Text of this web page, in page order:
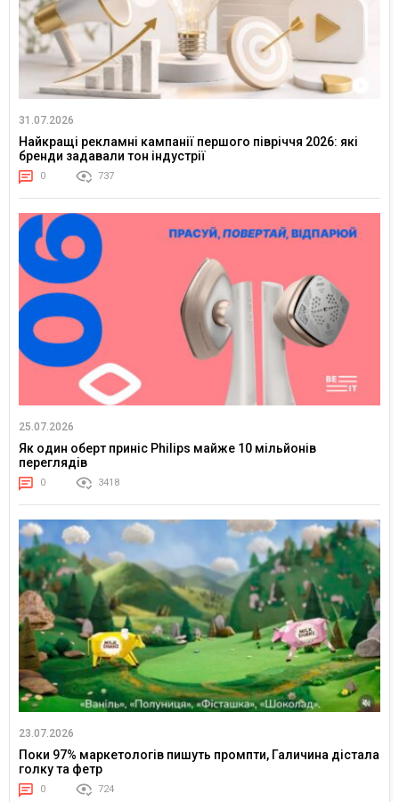
31.07.2026
Найкращі рекламні кампанії першого півріччя 2026: які
бренди задавали тон індустрії
0 737
25.07.2026
Як один оберт приніс Philips майже 10 мільйонів
переглядів
0 3418
23.07.2026
Поки 97% маркетологів пишуть промпти, Галичина дістала
голку та фетр
0 724